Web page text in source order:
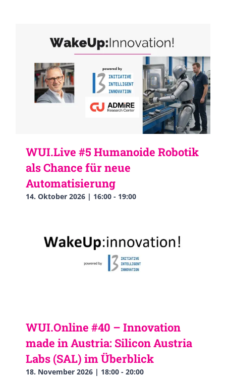
WUI.Live #5 Humanoide Robotik
als Chance für neue
Automatisierung
14. Oktober 2026 | 16:00 - 19:00
WUI.Online #40 – Innovation
made in Austria: Silicon Austria
Labs (SAL) im Überblick
18. November 2026 | 18:00 - 20:00